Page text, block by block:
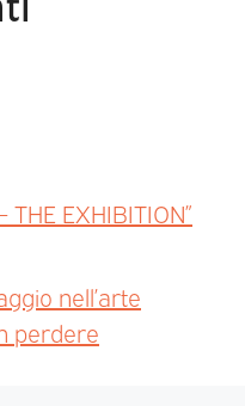
THE EXHIBITION”
nell’arte
perdere